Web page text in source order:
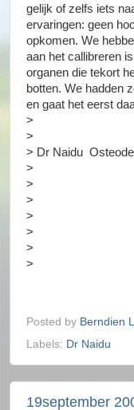
gelijk of zelfs iets
ervaringen: geen
opkomen. We
aan het callibreren
organen die tekort
botten. We hadden
en gaat het eerst
>
>
> Dr Naidu
>
>
>
>
>
>
>
Posted by Berndien
Labels: Dr Naidu
19september